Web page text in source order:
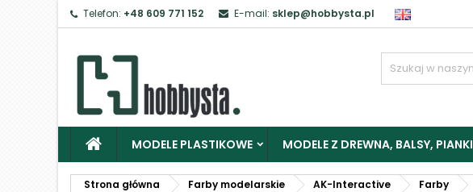
Telefon: +48 609 771 152 E-mail: sklep@hobbysta.pl
MODELE PLASTIKOWE MODELE Z DREWNA, BALSY, PIANKI
Strona główna Farby modelarskie AK-Interactive Farby